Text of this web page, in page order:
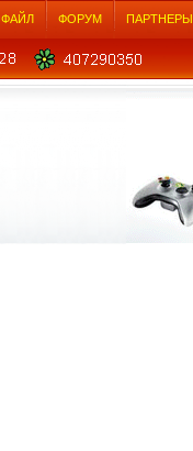
ФОРУМ ПАРТНЕРЫ